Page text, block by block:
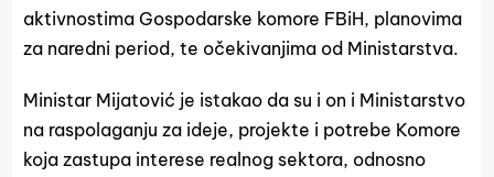
aktivnostima Gospodarske komore FBiH, planovima
za naredni period, te očekivanjima od Ministarstva.
Ministar Mijatović je istakao da su i on i Ministarstvo
na raspolaganju za ideje, projekte i potrebe Komore
koja zastupa interese realnog sektora, odnosno